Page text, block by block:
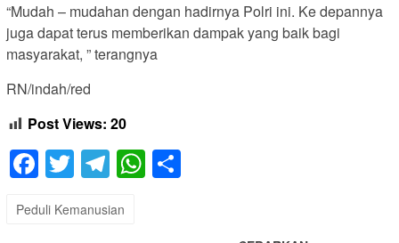
“Mudah – mudahan dengan hadirnya Polri ini. Ke depannya
juga dapat terus memberikan dampak yang baik bagi
masyarakat, ” terangnya
RN/indah/red
Post Views: 20
Facebook
Twitter
Telegram
WhatsApp
Peduli Kemanusian